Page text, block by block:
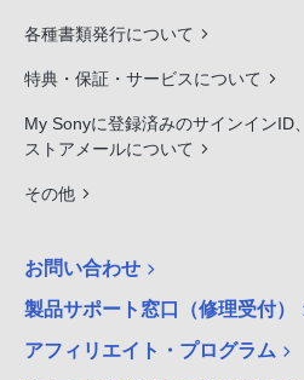
各種書類発行について
特典・保証・サービスについて
My Sonyに登録済みのサインインID、
ストアメールについて
その他
お問い合わせ
製品サポート窓口（修理受付）
アフィリエイト・プログラム